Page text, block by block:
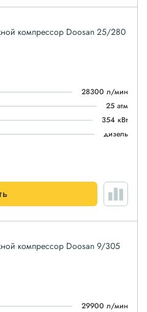
компрессор Doosan 25/280
28300 л/мин
25 атм
354 кВт
дизель
компрессор Doosan 9/305
29900 л/мин